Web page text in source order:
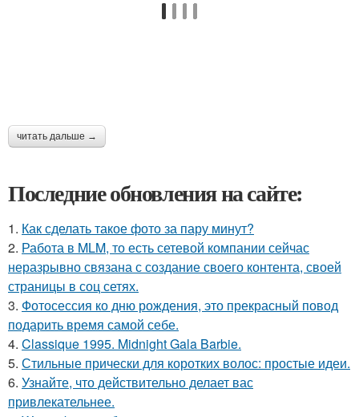
читать дальше →
Последние обновления на сайте:
1. Как сделать такое фото за пару минут?
2. Работа в MLM, то есть сетевой компании сейчас
неразрывно связана с создание своего контента, своей
страницы в соц сетях.
3. Фотосессия ко дню рождения, это прекрасный повод
подарить время самой себе.
4. Classique 1995. Midnight Gala Barbie.
5. Стильные прически для коротких волос: простые идеи.
6. Узнайте, что действительно делает вас
привлекательнее.